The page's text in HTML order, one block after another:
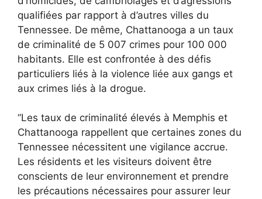
qualifiées par rapport à d’autres villes du
Tennessee. De même, Chattanooga a un taux
de criminalité de 5 007 crimes pour 100 000
habitants. Elle est confrontée à des défis
particuliers liés à la violence liée aux gangs et
aux crimes liés à la drogue.
“Les taux de criminalité élevés à Memphis et
Chattanooga rappellent que certaines zones du
Tennessee nécessitent une vigilance accrue.
Les résidents et les visiteurs doivent être
conscients de leur environnement et prendre
les précautions nécessaires pour assurer leur